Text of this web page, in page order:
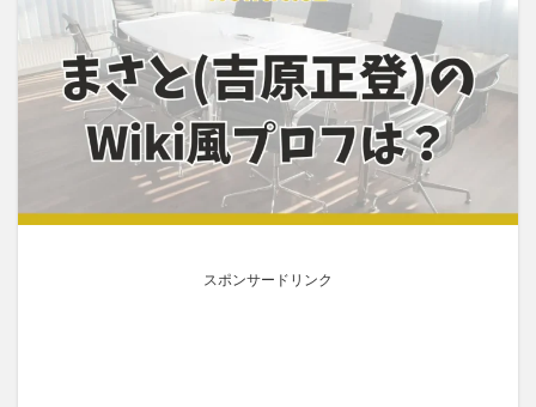
スポンサードリンク